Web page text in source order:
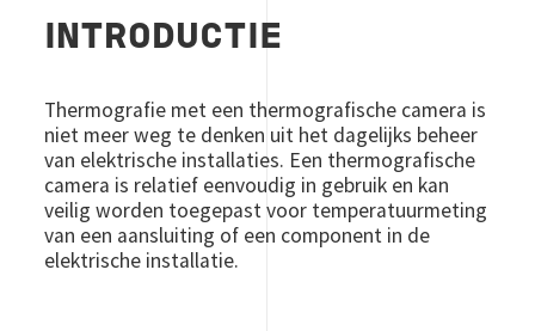
INTRODUCTIE
Thermografie met een thermografische camera is
niet meer weg te denken uit het dagelijks beheer
van elektrische installaties. Een thermografische
camera is relatief eenvoudig in gebruik en kan
veilig worden toegepast voor temperatuurmeting
van een aansluiting of een component in de
elektrische installatie.